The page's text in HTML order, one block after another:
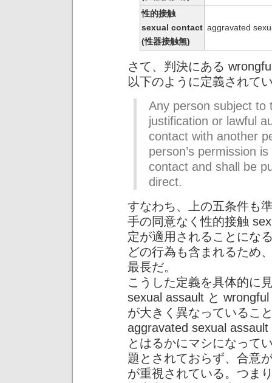
性的接触
sexual contact
(性器接触無)
aggravated
さて、判決にある
以下のように定義されて
Any person subject to
justification or lawful
contact with another
person’s permission
contact and shall be
direct.
すなわち、上の五条件も
手の同意なく性的接触
定が適用されることにな
どの行為も含まれるため
最長だ。
こうした定義を具体的に
sexual assault と
が大きく異なっているこ
aggravated sexual
とはるかにマシになって
題とされておらず、合意
が重視されている。つま